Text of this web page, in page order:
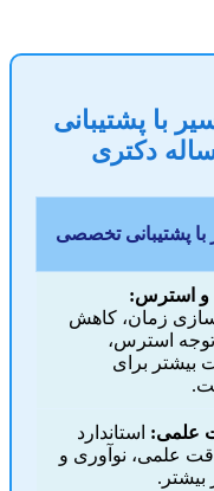
با پشتیبانی
دکتری
با پشتیبانی تخصصی
و استرس:
زمان، کاهش
توجه استرس،
بیشتر برای
علمی: استاندارد
دقت علمی، نوآوری و
بیشتر.